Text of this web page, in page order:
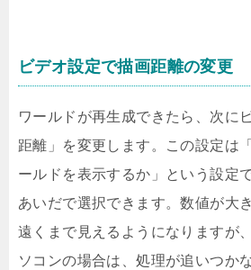
ビデオ設定で描画距離の変更
ワールドが再生成できたら、次に
距離」を変更します。この設定は
ールドを表示するか」という設定
あいだで選択できます。数値が大
遠くまで見えるようになりますが
ソコンの場合は、処理が追いつか